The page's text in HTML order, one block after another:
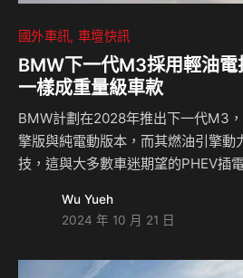
國外車訊 車壇快訊
BMW下一代M3採用輕油
一樣成重量級車款
BMW計劃在2028年推出下一代M3
擎版與純電動版本，而其燃油引擎動
技，這與大多數車迷期望的PHEV插
代M5那樣的PHEV，這個決定的核
以讓重量降低，保留M3一貫的操控
Wu Yueh
2024 年 10 月 21 日